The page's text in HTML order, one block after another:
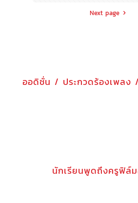
Next page
ออดิชั่น / ประกวดร้องเพลง
นักเรียนพูดถึงครูฟิล์ม